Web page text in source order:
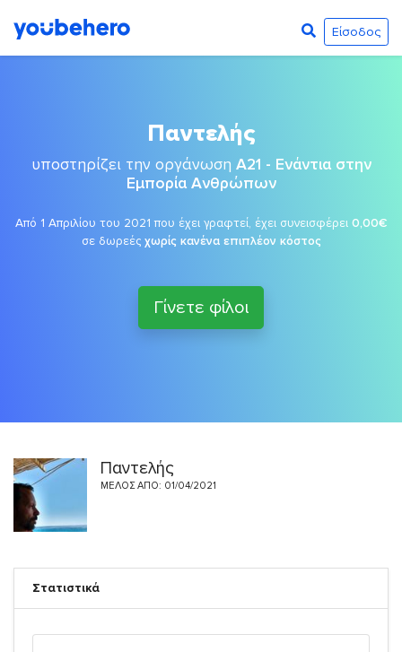
Είσοδος
Παντελής
υποστηρίζει την οργάνωση A21 - Ενάντια στην
Εμπορία Ανθρώπων
Από 1 Απριλίου του 2021 που έχει γραφτεί, έχει συνεισφέρει 0,00€
σε δωρεές χωρίς κανένα επιπλέον κόστος
Γίνετε φίλοι
Παντελής
ΜΈΛΟΣ ΑΠΌ: 01/04/2021
Στατιστικά